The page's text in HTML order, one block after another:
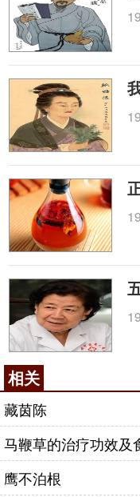
相关
藏茵陈
马鞭草的治疗功效及
鹰不泊根